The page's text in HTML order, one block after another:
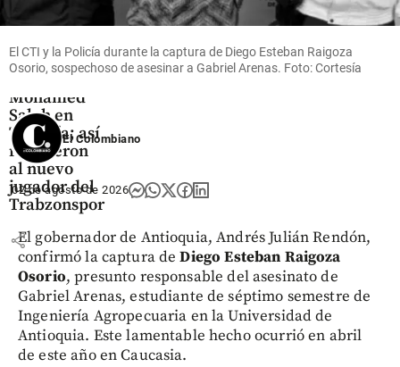
Video |
Locura por
Mohamed
Salah en
Turquía; así
recibieron
al nuevo
jugador del
Trabzonspor
share
El CTI y la Policía durante la captura de Diego Esteban Raigoza
Osorio, sospechoso de asesinar a Gabriel Arenas. Foto: Cortesía
El Colombiano
02 de agosto de 2026
El gobernador de Antioquia, Andrés Julián Rendón,
confirmó la captura deDiego Esteban Raigoza
Osorio, presunto responsable del asesinato de
Gabriel Arenas, estudiante de séptimo semestre de
Ingeniería Agropecuaria en la Universidad de
Antioquia. Este lamentable hecho ocurrió en abril
de este año en Caucasia.